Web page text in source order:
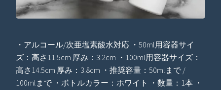
・アルコール/次亜塩素酸水対応 ・50ml用容器サイ
ズ：高さ11.5cm 厚み：3.2cm ・100ml用容器サイズ：
高さ14.5cm 厚み：3.8cm ・推奨容量：50mlまで /
100mlまで ・ボトルカラー：ホワイト ・数量：1本 ・